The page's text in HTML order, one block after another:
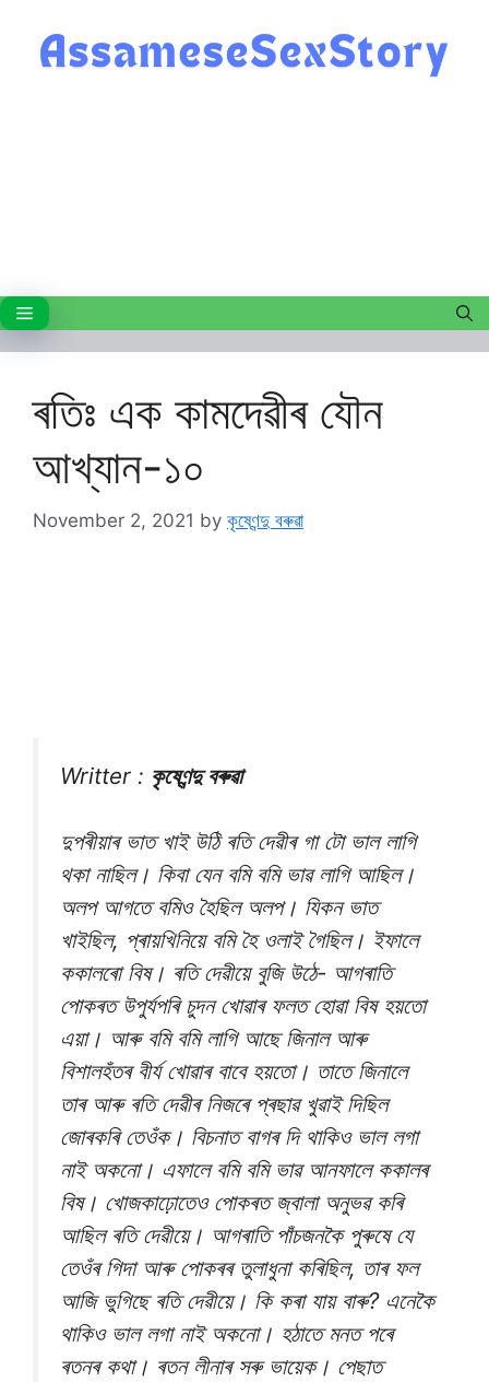
content
Menu
ৰতিঃ এক কামদেৱীৰ যৌন
আখ্যান-১০
November 2, 2021 by কৃষ্ণেন্দু বৰুৱা
Writter : কৃষ্ণেন্দু বৰুৱা
দুপৰীয়াৰ ভাত খাই উঠি ৰতি দেৱীৰ গা টো ভাল লাগি
থকা নাছিল। কিবা যেন বমি বমি ভাৱ লাগি আছিল।
অলপ আগতে বমিও হৈছিল অলপ। যিকন ভাত
খাইছিল, প্ৰায়খিনিয়ে বমি হৈ ওলাই গৈছিল। ইফালে
ককালৰো বিষ। ৰতি দেৱীয়ে বুজি উঠে- আগৰাতি
পোকৰত উপুৰ্যপৰি চুদন খোৱাৰ ফলত হোৱা বিষ হয়তো
এয়া। আৰু বমি বমি লাগি আছে জিনাল আৰু
বিশালহঁতৰ বীৰ্য খোৱাৰ বাবে হয়তো। তাতে জিনালে
তাৰ আৰু ৰতি দেৱীৰ নিজৰে প্ৰছাৱ খুৱাই দিছিল
জোৰকৰি তেওঁক। বিচনাত বাগৰ দি থাকিও ভাল লগা
নাই অকনো। এফালে বমি বমি ভাৱ আনফালে ককালৰ
বিষ। খোজকাঢ়োতেও পোকৰত জ্বালা অনুভৱ কৰি
আছিল ৰতি দেৱীয়ে। আগৰাতি পাঁচজনকৈ পুৰুষে যে
তেওঁৰ গিদা আৰু পোকৰৰ তুলাধুনা কৰিছিল, তাৰ ফল
আজি ভুগিছে ৰতি দেৱীয়ে। কি কৰা যায় বাৰু? এনেকৈ
থাকিও ভাল লগা নাই অকনো। হঠাতে মনত পৰে
ৰতনৰ কথা। ৰতন লীনাৰ সৰু ভায়েক। পেছাত